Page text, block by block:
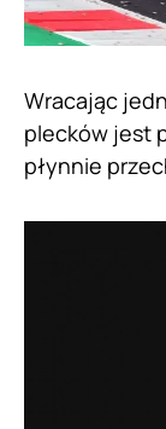
Wracając
plecków jest
płynnie